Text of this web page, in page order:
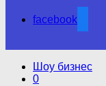
facebook
Шоу бизнес
0